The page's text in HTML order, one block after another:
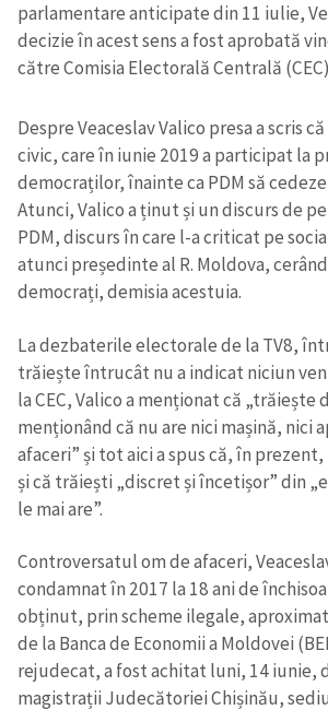
parlamentare anticipate din 11 iulie,
decizie în acest sens a fost aprobată
către Comisia Electorală Centrală
Despre Veaceslav Valico presa a scris
civic, care în iunie 2019 a participat la
democraților, înainte ca PDM să
Atunci, Valico a ținut și un discurs de
PDM, discurs în care l-a criticat pe
atunci președinte al R. Moldova,
democrați, demisia acestuia.
La dezbaterile electorale de la TV8,
trăiește întrucât nu a indicat niciun
la CEC, Valico a menționat că „trăiește
menționând că nu are nici mașină, nici
afaceri” și tot aici a spus că, în
și că trăiești „discret și încetișor” din
le mai are”.
Controversatul om de afaceri,
condamnat în 2017 la 18 ani de
obținut, prin scheme ilegale,
de la Banca de Economii a Moldovei
rejudecat, a fost achitat luni, 14 iunie,
magistrații Judecătoriei Chișinău,